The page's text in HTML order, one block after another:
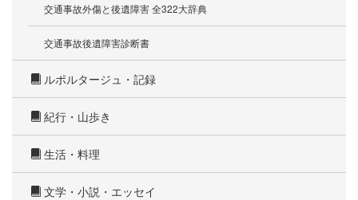
交通事故外傷と後遺障害 全322大辞典
交通事故後遺障害診断書
ルポルタージュ・記録
紀行・山歩き
生活・料理
文学・小説・エッセイ